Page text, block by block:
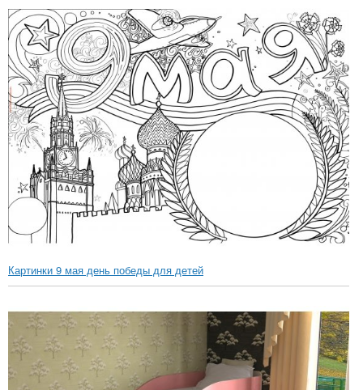
Картинки 9 мая день победы для детей